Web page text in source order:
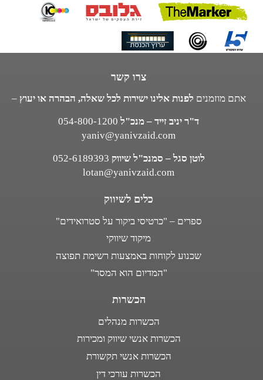
צרו קשר
אתם מוזמנים לפנות אלינו ישירות לכל שאלה, הבהרה או יעוץ –
ד"ר יניב זייד – מנכ"ל 054-800-1200
yaniv@yanivzaid.com
לוטן סגל – סמנכ"ל שיווק 052-6189393
lotan@yanivzaid.com
כלים לשיווק
ספרים – "כרטיסי ביקור על סטרואידים"
מיקוד שיווקי
שכנוע לקוחות באמצעות רשימת תפוצה
"המדיום הוא המסר"
הכשרות
הכשרות מנהלים
הכשרות אנשי שיווק ומכירות
הכשרות אנשי תקשורת
הכשרות עורכי דין